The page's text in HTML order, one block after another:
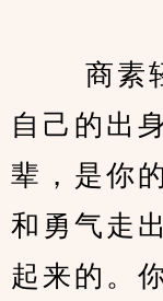
商素轻
自己的出
辈，是你
和勇气走
起来的。